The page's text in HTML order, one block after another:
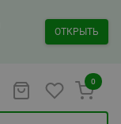
ОТКРЫТЬ
0